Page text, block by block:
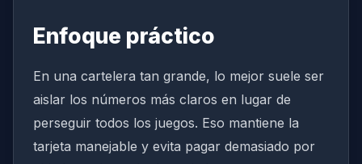
Enfoque práctico
En una cartelera tan grande, lo mejor suele ser
aislar los números más claros en lugar de
perseguir todos los juegos. Eso mantiene la
tarjeta manejable y evita pagar demasiado por